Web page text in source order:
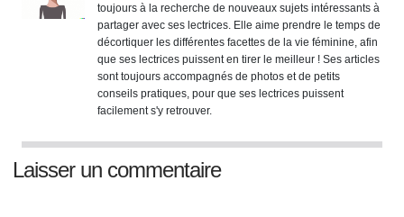
toujours à la recherche de nouveaux sujets intéressants à
partager avec ses lectrices. Elle aime prendre le temps de
décortiquer les différentes facettes de la vie féminine, afin
que ses lectrices puissent en tirer le meilleur ! Ses articles
sont toujours accompagnés de photos et de petits
conseils pratiques, pour que ses lectrices puissent
facilement s'y retrouver.
Laisser un commentaire